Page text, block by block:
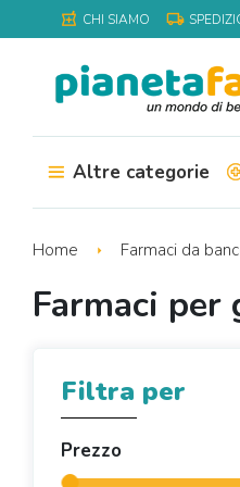
local_pharmacy CHI SIAMO local_shipping
Altre categorie
Home Farmaci da
Farmaci
Filtra per
Prezzo